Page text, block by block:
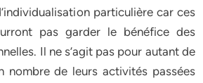
particulière car ces
pas garder le bénéfice des
Il ne s’agit pas pour autant de
nombre de leurs activités passées